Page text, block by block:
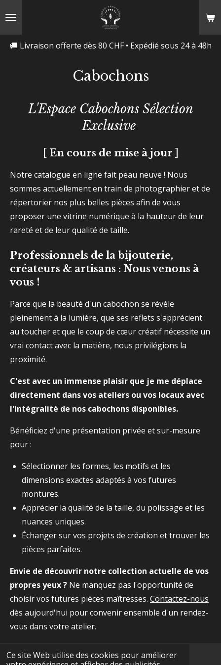
Ce site Web utilise des cookies pour améliorer
🚚 Livraison offerte dès 80 CHF • Expédié sous 24 à 48h
Cabochons
L'Espace Cabochons Sélection
Exclusive
[ En cours de mise à jour ]
Notre catalogue en ligne fait peau neuve ! Nous
sommes actuellement en train de photographier et de
répertorier nos plus belles pièces afin de vous
proposer une vitrine numérique à la hauteur de leur
rareté et de leur qualité de taille.
Professionnels de la bijouterie,
créateurs & artisans : Nous venons à
vous !
Parce que la beauté d'un cabochon se révèle
pleinement à la lumière, que ses reflets s'apprécient
au toucher et que le coup de cœur créatif nécessite un
vrai contact avec la matière, nous privilégions la
proximité.
C'est avec un immense plaisir que je me déplace
directement dans vos ateliers ou vos locaux avec
l'intégralité de nos cabochons disponibles.
Bénéficiez d'une présentation privée et sur-mesure
pour :
Sélectionner les formes, les motifs et les
dimensions exactes adaptés à vos futures
montures.
Apprécier la qualité de la taille, du polissage et les
nuances uniques.
Échanger sur vos projets de création et trouver les
pièces parfaites.
Envie de découvrir notre collection actuelle de vos
propres yeux ? Ne manquez pas l'opportunité de
choisir vos futures pièces maîtresses. Contactez-nous
dès aujourd'hui pour convenir ensemble d'un rendez-
vous dans votre atelier.